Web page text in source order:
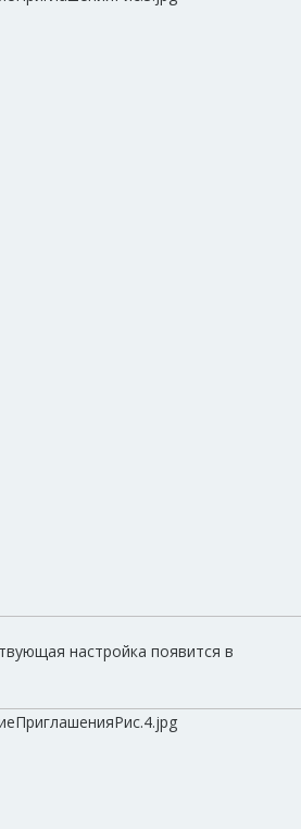
настройка появится в